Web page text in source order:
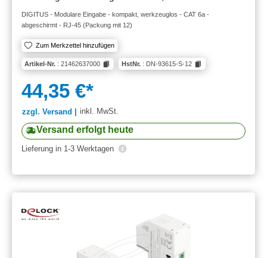
DIGITUS - Modulare Eingabe - kompakt, werkzeuglos - CAT 6a -
abgeschirmt - RJ-45 (Packung mit 12)
Zum Merkzettel hinzufügen
Artikel-Nr. : 21462637000 HstNr. : DN-93615-S-12
44,35 €*
zzgl. Versand | inkl. MwSt.
Versand erfolgt heute
Lieferung in 1-3 Werktagen